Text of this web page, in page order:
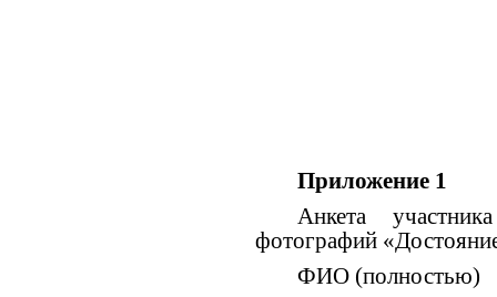
Приложение 1
Анкета
фотографий
ФИО (полностью)